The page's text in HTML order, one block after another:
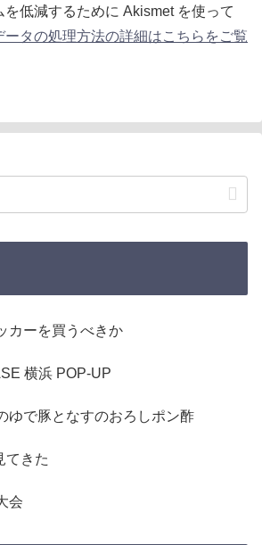
を低減するために Akismet を使って
ータの処理方法の詳細はこちらをご覧
カーを買うべきか
横浜 POP-UP
ゆで豚となすのおろしポン酢
てきた
会